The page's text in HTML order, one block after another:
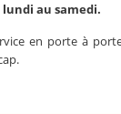
lundi au samedi.
en porte à